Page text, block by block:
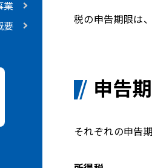
業
要
税の申告期限は
申告
それぞれの申告